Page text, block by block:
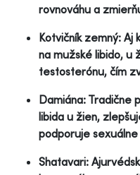
rovnováhu a
Kotvičník zemný: Aj
na mužské libido, u
testosterónu, čím
Damiána: Tradične
libida u žien,
podporuje
Shatavari: